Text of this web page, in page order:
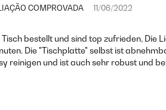
COMPROVADA 11/06/2022
bestellt und sind top zufrieden,
Die "Tischplatte" selbst ist
reinigen und ist auch sehr robust und